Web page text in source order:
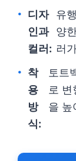
디자
인과
컬러:
유
양
러
착
용
방
식:
토트
로
을 높